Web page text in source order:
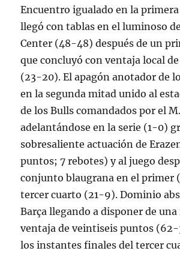
Encuentro igualado en la
llegó con tablas en el luminoso
Center (48-48) después de un
que concluyó con ventaja local
(23-20). El apagón anotador de
en la segunda mitad unido al
de los Bulls comandados por el
adelantándose en la serie (1-0)
sobresaliente actuación de
puntos; 7 rebotes) y al juego
conjunto blaugrana en el primer
tercer cuarto (21-9). Dominio
Barça llegando a disponer de
ventaja de veintiseis puntos
los instantes finales del tercer